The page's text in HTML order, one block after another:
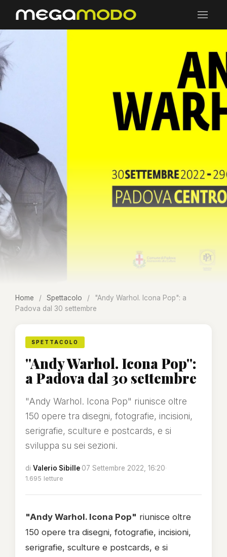
Home / Spettacolo /
"Andy Warhol. Icona Pop": a
Padova dal 30 settembre
SPETTACOLO
"Andy Warhol. Icona Pop":
a Padova dal 30 settembre
"Andy Warhol. Icona Pop" riunisce oltre
150 opere tra disegni, fotografie, incisioni,
serigrafie, sculture e postcards, e si
sviluppa su sei sezioni.
di Valerio Sibille·07 Settembre 2022, 16:20·
1.695 letture
"Andy Warhol. Icona Pop" riunisce oltre
150 opere tra disegni, fotografie, incisioni,
serigrafie, sculture e postcards, e si